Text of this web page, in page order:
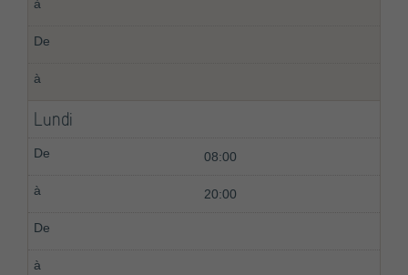
Lundi
08:00
20:00